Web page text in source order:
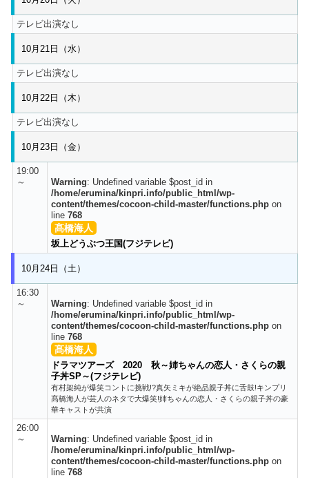
テレビ出演なし
10月21日（水）
テレビ出演なし
10月22日（木）
テレビ出演なし
10月23日（金）
19:00
～
Warning: Undefined variable $post_id in
/home/erumina/kinpri.info/public_html/wp-
content/themes/cocoon-child-master/functions.php on
line 768
髙橋海人
坂上どうぶつ王国(フジテレビ)
10月24日（土）
16:30
～
Warning: Undefined variable $post_id in
/home/erumina/kinpri.info/public_html/wp-
content/themes/cocoon-child-master/functions.php on
line 768
髙橋海人
ドラマツアーズ 2020 秋～姉ちゃんの恋人・さくらの親
子丼SP～(フジテレビ)
有村架純が爆笑コントに挑戦!?真矢ミキが絶品親子丼に舌鼓!キンプリ
髙橋海人が芸人のネタで大爆笑!姉ちゃんの恋人・さくらの親子丼の豪
華キャストが共演
26:00
～
Warning: Undefined variable $post_id in
/home/erumina/kinpri.info/public_html/wp-
content/themes/cocoon-child-master/functions.php on
line 768